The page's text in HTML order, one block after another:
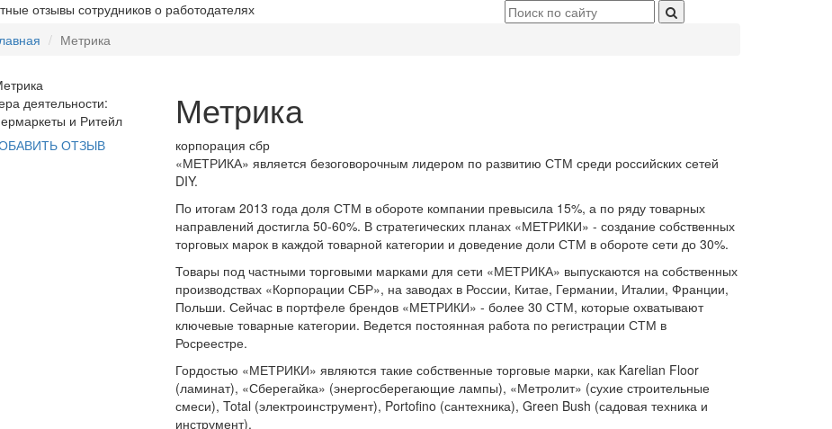
отзывы сотрудников о работодателях
Метрика
деятельности:
и Ритейл
ОТЗЫВ
Метрика
корпорация сбр
«МЕТРИКА» является безоговорочным лидером по развитию СТМ среди российских сетей
DIY.
По итогам 2013 года доля СТМ в обороте компании превысила 15%, а по ряду товарных
направлений достигла 50-60%. В стратегических планах «МЕТРИКИ» - создание собственных
торговых марок в каждой товарной категории и доведение доли СТМ в обороте сети до 30%.
Товары под частными торговыми марками для сети «МЕТРИКА» выпускаются на собственных
производствах «Корпорации СБР», на заводах в России, Китае, Германии, Италии, Франции,
Польши. Сейчас в портфеле брендов «МЕТРИКИ» - более 30 СТМ, которые охватывают
ключевые товарные категории. Ведется постоянная работа по регистрации СТМ в
Росреестре.
Гордостью «МЕТРИКИ» являются такие собственные торговые марки, как Karelian Floor
(ламинат), «Сберегайка» (энергосберегающие лампы), «Метролит» (сухие строительные
смеси), Total (электроинструмент), Portofino (сантехника), Green Bush (садовая техника и
инструмент).